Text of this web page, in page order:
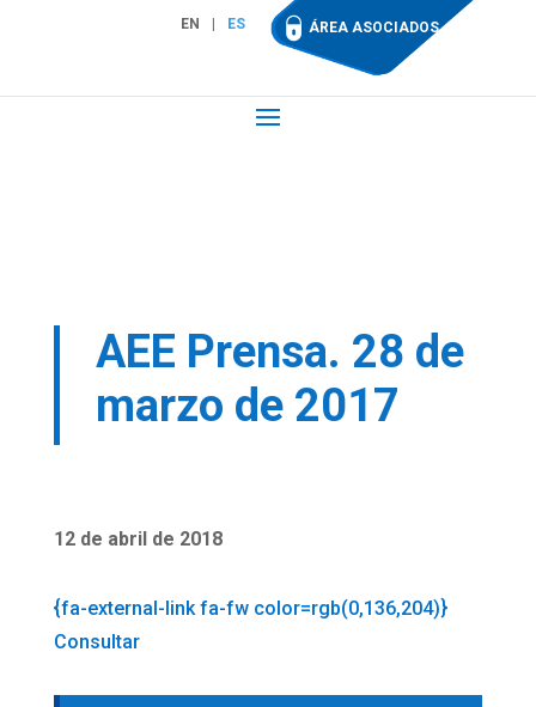
EN ES ÁREA ASOCIADOS
AEE Prensa. 28 de
marzo de 2017
12 de abril de 2018
{fa-external-link fa-fw color=rgb(0,136,204)}
Consultar